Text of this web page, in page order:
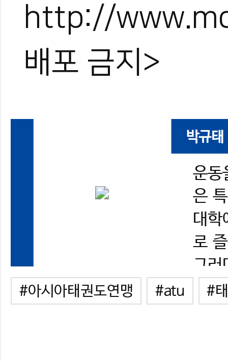
http://
배포 금지>